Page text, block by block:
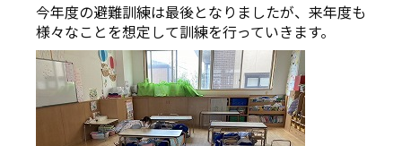
今年度の避難訓練は最後となりましたが、来年度も
様々なことを想定して訓練を行っていきます。